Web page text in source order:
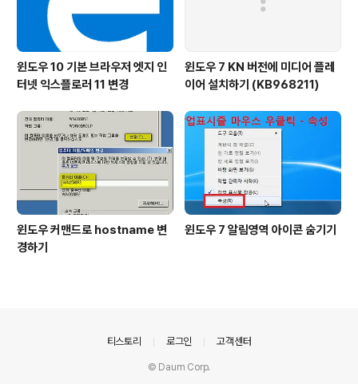
윈도우 10 기본 브라우저 엣지 인
터넷 익스플로러 11 변경
윈도우 7 KN 버전에 미디어 플레
이어 설치하기 (KB968211)
윈도우 커맨드로 hostname 변
경하기
윈도우 7 알림영역 아이콘 숨기기
티스토리 로그인 고객센터
© Daum Corp.